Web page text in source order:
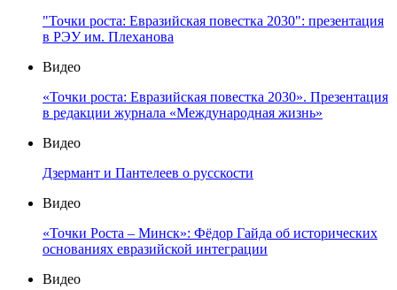
"Точки роста: Евразийская повестка 2030": презентация
в РЭУ им. Плеханова
Видео
«Точки роста: Евразийская повестка 2030». Презентация
в редакции журнала «Международная жизнь»
Видео
Дзермант и Пантелеев о русскости
Видео
«Точки Роста – Минск»: Фёдор Гайда об исторических
основаниях евразийской интеграции
Видео